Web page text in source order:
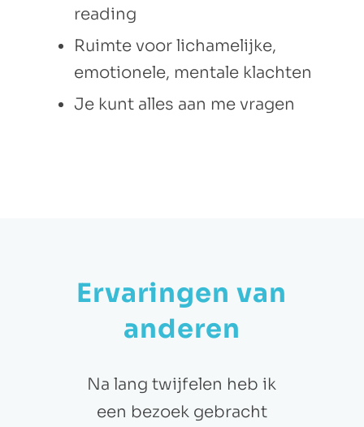
reading
Ruimte voor lichamelijke,
emotionele, mentale klachten
Je kunt alles aan me vragen
Ervaringen van
anderen
Na lang twijfelen heb ik
een bezoek gebracht